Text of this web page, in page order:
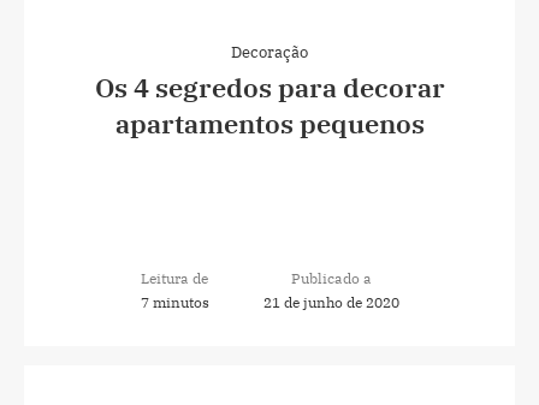
Decoração
Os 4 segredos para decorar
apartamentos pequenos
Leitura de
7 minutos
Publicado a
21 de junho de 2020